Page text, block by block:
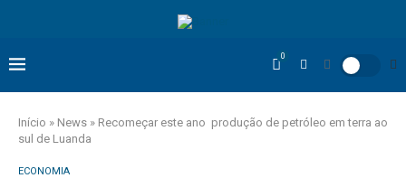
0
Início » News » Recomeçar este ano produção de petróleo em terra ao
sul de Luanda
ECONOMIA